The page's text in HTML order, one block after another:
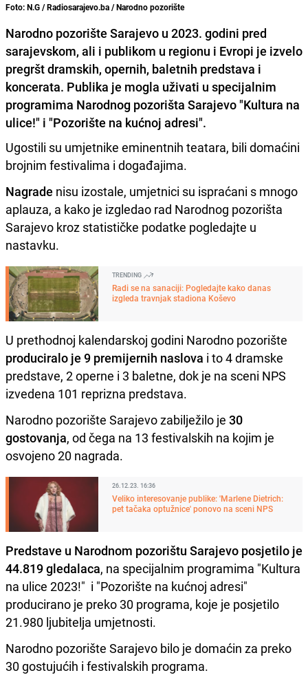
Foto: N.G / Radiosarajevo.ba / Narodno pozorište
Narodno pozorište Sarajevo u 2023. godini pred
sarajevskom, ali i publikom u regionu i Evropi je izvelo
pregršt dramskih, opernih, baletnih predstava i
koncerata. Publika je mogla uživati u specijalnim
programima Narodnog pozorišta Sarajevo "Kultura na
ulice!" i "Pozorište na kućnoj adresi".
Ugostili su umjetnike eminentnih teatara, bili domaćini
brojnim festivalima i događajima.
Nagrade nisu izostale, umjetnici su ispraćani s mnogo
aplauza, a kako je izgledao rad Narodnog pozorišta
Sarajevo kroz statističke podatke pogledajte u
nastavku.
TRENDING
Radi se na sanaciji: Pogledajte kako danas
izgleda travnjak stadiona Koševo
U prethodnoj kalendarskoj godini Narodno pozorište
produciralo je 9 premijernih naslova i to 4 dramske
predstave, 2 operne i 3 baletne, dok je na sceni NPS
izvedena 101 reprizna predstava.
Narodno pozorište Sarajevo zabilježilo je 30
gostovanja, od čega na 13 festivalskih na kojim je
osvojeno 20 nagrada.
26.12.23. 16:36
Veliko interesovanje publike: 'Marlene Dietrich:
pet tačaka optužnice' ponovo na sceni NPS
Predstave u Narodnom pozorištu Sarajevo posjetilo je
44.819 gledalaca, na specijalnim programima "Kultura
na ulice 2023!" i "Pozorište na kućnoj adresi"
producirano je preko 30 programa, koje je posjetilo
21.980 ljubitelja umjetnosti.
Narodno pozorište Sarajevo bilo je domaćin za preko
30 gostujućih i festivalskih programa.